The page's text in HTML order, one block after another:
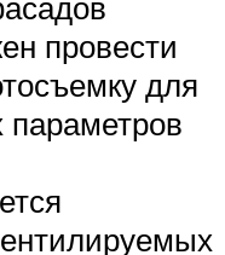
провести
для